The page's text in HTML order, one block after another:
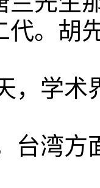
代。胡
，学
台湾方